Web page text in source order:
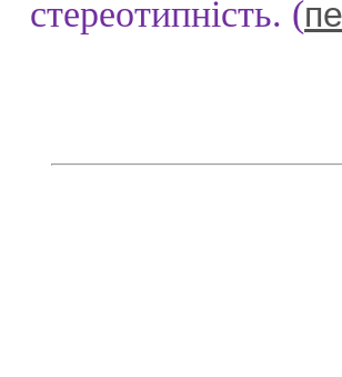
стереотипність. (